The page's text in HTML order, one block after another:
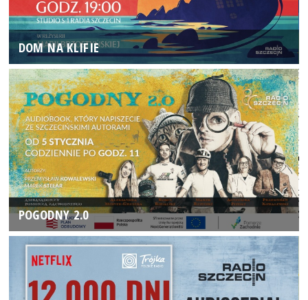
DOM NA KLIFIE
POGODNY 2.0